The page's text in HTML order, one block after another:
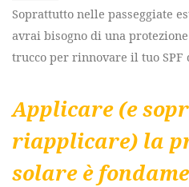
Soprattutto nelle passeggiate
avrai bisogno di una
trucco per rinnovare il tuo SPF
Applicare (e
riapplicare) la
solare è